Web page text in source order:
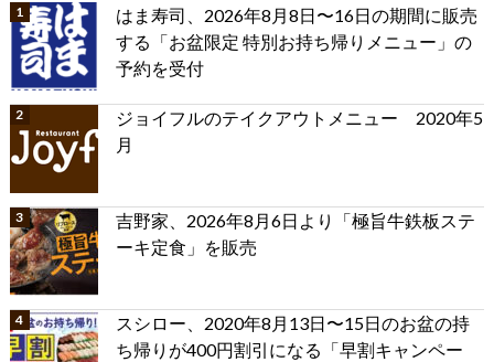
はま寿司、2026年8月8日〜16日の期間に販売
する「お盆限定 特別お持ち帰りメニュー」の
予約を受付
ジョイフルのテイクアウトメニュー 2020年5
月
吉野家、2026年8月6日より「極旨牛鉄板ステ
ーキ定食」を販売
スシロー、2020年8月13日〜15日のお盆の持
ち帰りが400円割引になる「早割キャンペー